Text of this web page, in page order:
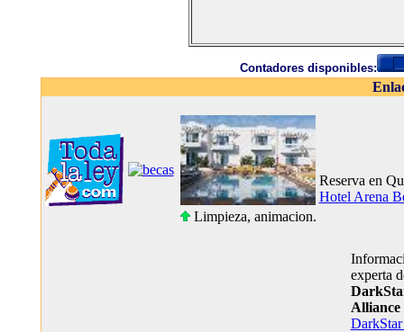
Contadores disponibles:
Reserva en
Hotel Arena
Limpieza, animacion.
experta
Alliance